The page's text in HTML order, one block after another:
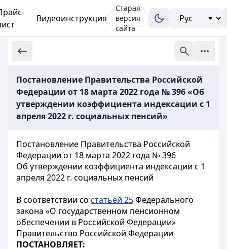
Видеоинструкция
Старая
версия
сайта
Постановление Правительства Российской
Федерации от 18 марта 2022 года № 396 «Об
утверждении коэффициента индексации с 1
апреля 2022 г. социальных пенсий»
Постановление Правительства Российской
Федерации от 18 марта 2022 года № 396
Об утверждении коэффициента индексации с 1
апреля 2022 г. социальных пенсий
В соответствии со статьей 25Федерального
закона «О государственном пенсионном
обеспечении в Российской Федерации»
Правительство Российской Федерации
ПОСТАНОВЛЯЕТ: